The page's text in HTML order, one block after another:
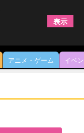
アニメ・ゲーム イベ
表示